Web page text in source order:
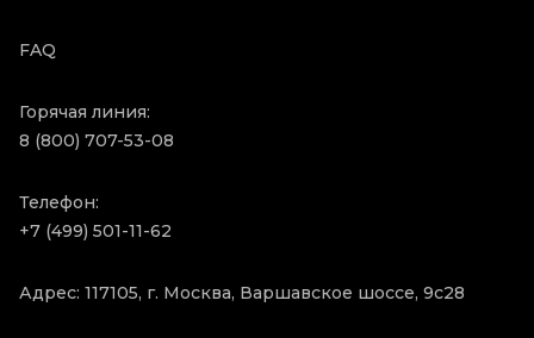
FAQ
Горячая линия:
8 (800) 707-53-08
Телефон:
+7 (499) 501-11-62
Адрес: 117105, г. Москва, Варшавское шоссе, 9с28